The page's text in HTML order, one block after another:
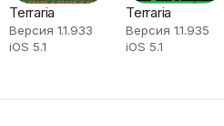
Terraria
Версия 1.1.933
iOS 5.1
Terraria
Версия 1.1.935
iOS 5.1